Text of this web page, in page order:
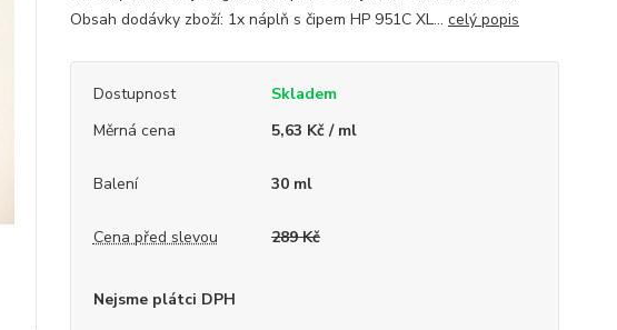
Obsah dodávky zboží: 1x náplň s čipem HP 951C XL... celý popis
Dostupnost
Skladem
Měrná cena
5,63 Kč / ml
Balení 30 ml
Cena před slevou 289 Kč
Nejsme plátci DPH